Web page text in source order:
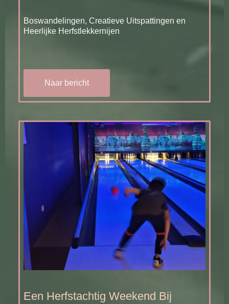
Boswandelingen, Creatieve Uitspattingen en
Heerlijke Herfstlekkernijen
Naar bericht
Een Herfstachtig Weekend Bij